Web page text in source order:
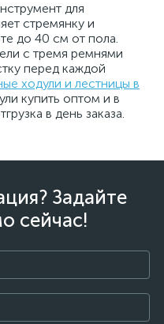
для
стремянку и
до 40 см от пола.
с тремя ремнями
перед каждой
ходули и лестницы в
купить оптом и в
в день заказа.
Задайте
сейчас!